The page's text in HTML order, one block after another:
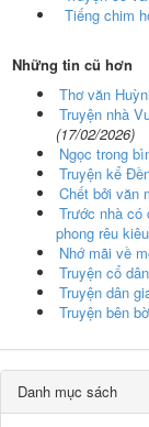
Tiếng chim
Những tin cũ hơn
Thơ văn
Truyện nhà
(17/02/2026)
Ngọc trong
Truyện kể
Chết bởi văn
Trước nhà có
phong rêu
Nhớ mãi về
Truyện cổ
Truyện dân
Truyện bên
Danh mục sách